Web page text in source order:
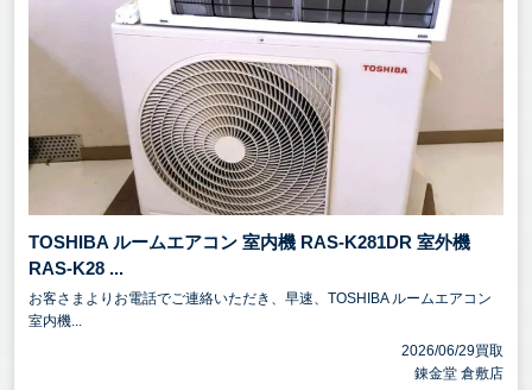
TOSHIBA ルームエアコン 室内機 RAS-K281DR 室外機
RAS-K28 ...
お客さまよりお電話でご連絡いただき、早速、TOSHIBA ルームエアコン
室内機...
2026/06/29買取
錬金堂 倉敷店